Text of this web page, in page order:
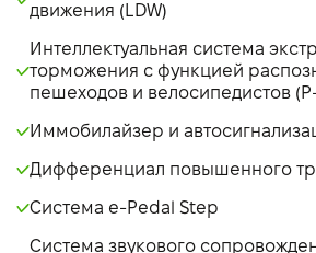
движения (LDW)
Интеллектуальная система
торможения с функцией
пешеходов и велосипедистов
Иммобилайзер и
Дифференциал повышенного
Система e-Pedal Step
Система звукового